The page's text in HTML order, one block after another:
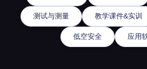
测试与测量 教学课件&实训
低空安全 应用